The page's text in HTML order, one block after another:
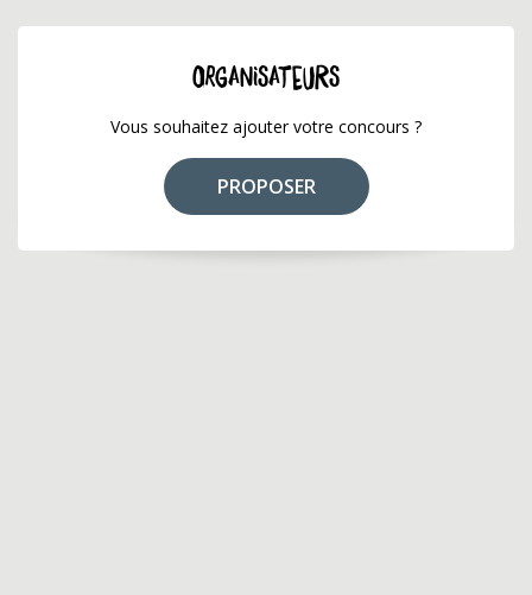
ORGANISATEURS
Vous souhaitez ajouter votre concours ?
PROPOSER